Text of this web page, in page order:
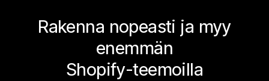
Rakenna nopeasti ja myy
enemmän
Shopify-teemoilla